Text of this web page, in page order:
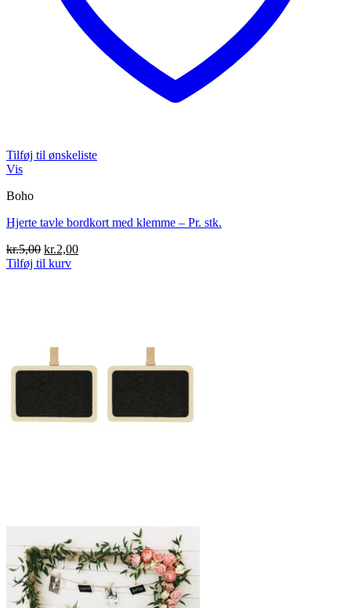
Tilføj til ønskeliste
Vis
Boho
Hjerte tavle bordkort med klemme – Pr. stk.
kr.5,00 Den
oprindelige
kr.2,00Den
Tilføj til kurv